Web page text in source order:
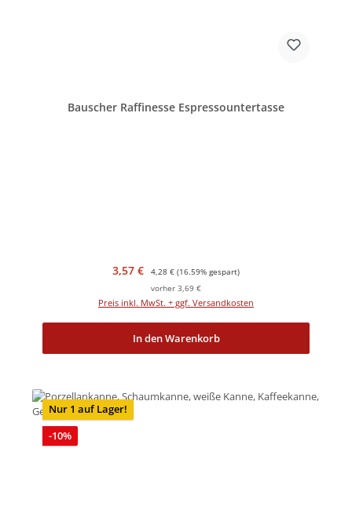
Bauscher Raffinesse Espressountertasse
Verkaufspreis:
3,57 € Regulärer Preis:
4,28 € (16.59% gespart)
vorher 3,69 €
Preis inkl. MwSt. + ggf. Versandkosten
In den Warenkorb
Nur 1 auf Lager!
-10%Rabatt